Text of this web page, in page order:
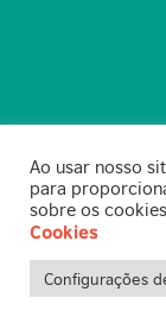
©
Ao usar nosso
para
sobre os
Cookies
Configurações